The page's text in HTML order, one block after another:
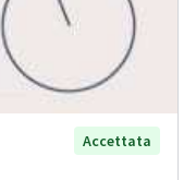
Accettata